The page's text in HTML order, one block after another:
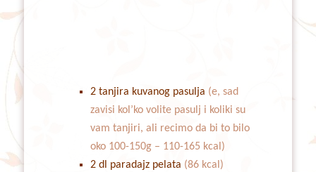
2 tanjira kuvanog pasulja (e, sad
zavisi kol’ko volite pasulj i koliki su
vam tanjiri, ali recimo da bi to bilo
oko 100-150g – 110-165 kcal)
2 dl paradajz pelata (86 kcal)